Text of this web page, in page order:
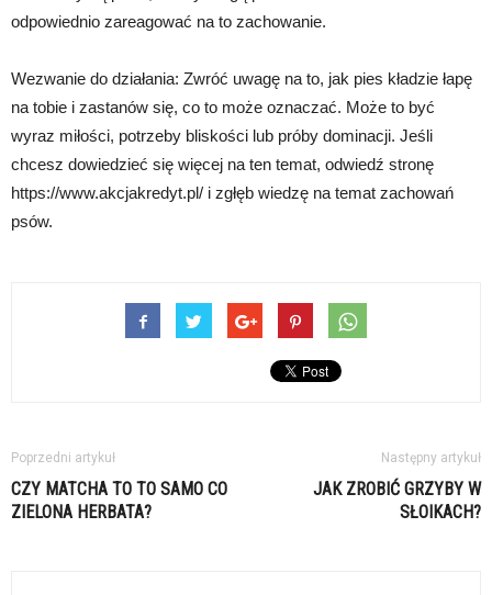
odpowiednio zareagować na to zachowanie.
Wezwanie do działania: Zwróć uwagę na to, jak pies kładzie łapę
na tobie i zastanów się, co to może oznaczać. Może to być
wyraz miłości, potrzeby bliskości lub próby dominacji. Jeśli
chcesz dowiedzieć się więcej na ten temat, odwiedź stronę
https://www.akcjakredyt.pl/ i zgłęb wiedzę na temat zachowań
psów.
Poprzedni artykuł
CZY MATCHA TO TO SAMO CO
ZIELONA HERBATA?
Następny artykuł
JAK ZROBIĆ GRZYBY W
SŁOIKACH?